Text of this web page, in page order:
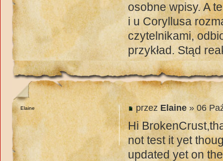
osobne wpisy. A
i u Coryllusa
czytelnikami,
przykład. Stąd
przez Elaine» 06
Hi
not test it yet
updated yet on
Elaine